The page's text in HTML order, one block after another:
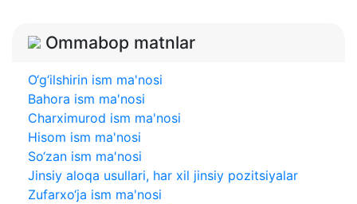
Ommabop matnlar
O‘g‘ilshirin ism ma'nosi
Bahora ism ma'nosi
Charximurod ism ma'nosi
Hisom ism ma'nosi
So‘zan ism ma'nosi
Jinsiy aloqa usullari, har xil jinsiy pozitsiyalar
Zufarxo‘ja ism ma'nosi